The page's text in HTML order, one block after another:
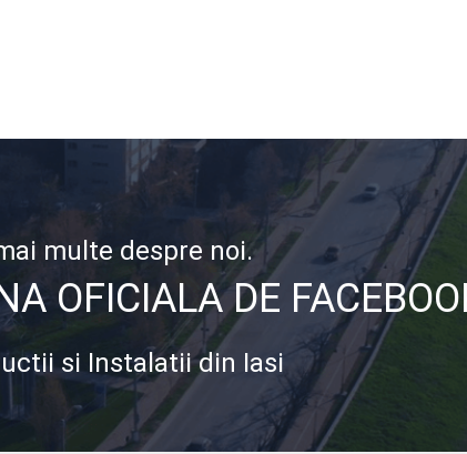
multe despre noi.
OFICIALA DE
si Instalatii din Iasi